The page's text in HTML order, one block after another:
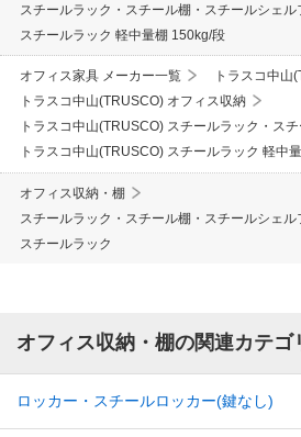
スチールラック・スチール棚・スチールシェル
スチールラック 軽中量棚 150kg/段
オフィス家具 メーカー一覧
トラスコ中山
トラスコ中山(TRUSCO) オフィス収納
トラスコ中山(TRUSCO) スチールラック・ス
トラスコ中山(TRUSCO) スチールラック 軽中
オフィス収納・棚
スチールラック・スチール棚・スチールシェル
スチールラック
オフィス収納・棚の関連カテゴ
ロッカー・スチールロッカー(鍵なし)